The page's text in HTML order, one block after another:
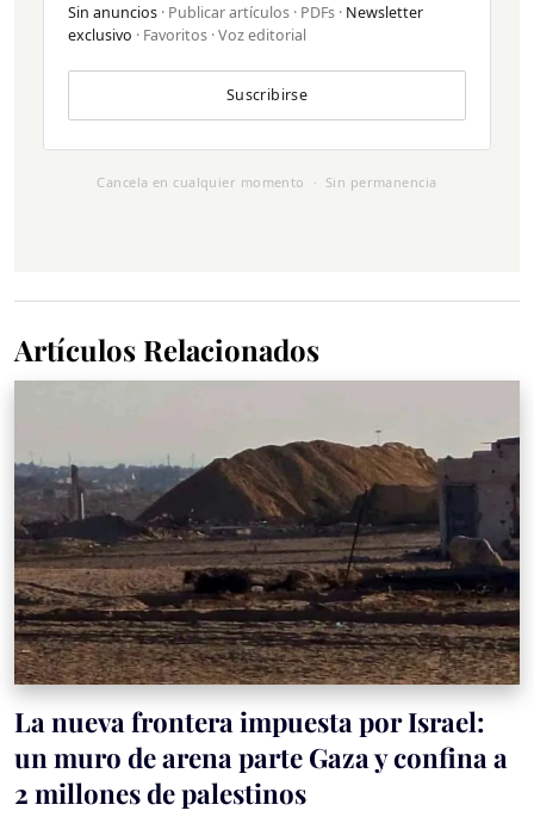
Sin anuncios · Publicar artículos · PDFs · Newsletter
exclusivo · Favoritos · Voz editorial
Suscribirse
Cancela en cualquier momento · Sin permanencia
Artículos Relacionados
La nueva frontera impuesta por Israel:
un muro de arena parte Gaza y confina a
2 millones de palestinos